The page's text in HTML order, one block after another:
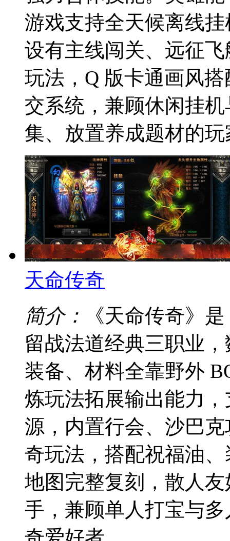
游戏支持全天候离线
设有主线闯关、远征
玩法，Q 版卡通画风
交系统，兼顾休闲挂
集、放置养成题材的玩
天命传奇
简介：
《天命传奇》
留战法道经典三职业
装备、材料全靠野外
炼玩法拓展输出能力
源，内置行会、沙巴
奇玩法，搭配祝福油
地图完整复刻，散人
手，兼顾单人打宝与